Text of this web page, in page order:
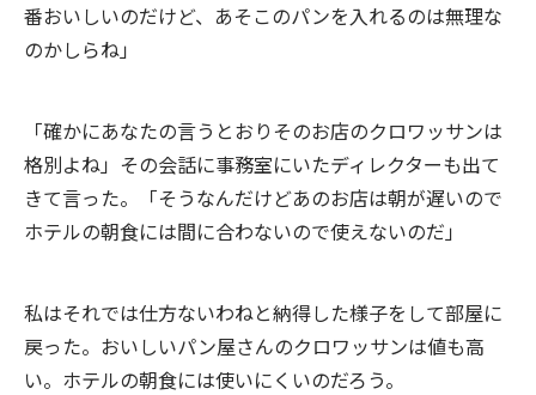
番おいしいのだけど、あそこのパンを入れるのは無理な
のかしらね」
「確かにあなたの言うとおりそのお店のクロワッサンは
格別よね」その会話に事務室にいたディレクターも出て
きて言った。「そうなんだけどあのお店は朝が遅いので
ホテルの朝食には間に合わないので使えないのだ」
私はそれでは仕方ないわねと納得した様子をして部屋に
戻った。おいしいパン屋さんのクロワッサンは値も高
い。ホテルの朝食には使いにくいのだろう。